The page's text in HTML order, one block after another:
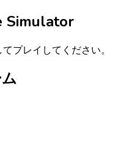
Simulator
プレイしてください。